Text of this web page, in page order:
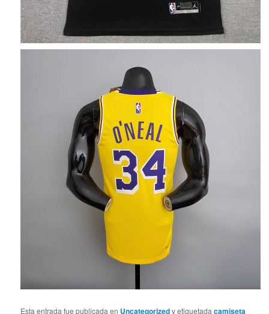
Esta entrada fue publicada en Uncategorizedy etiquetadacamiseta